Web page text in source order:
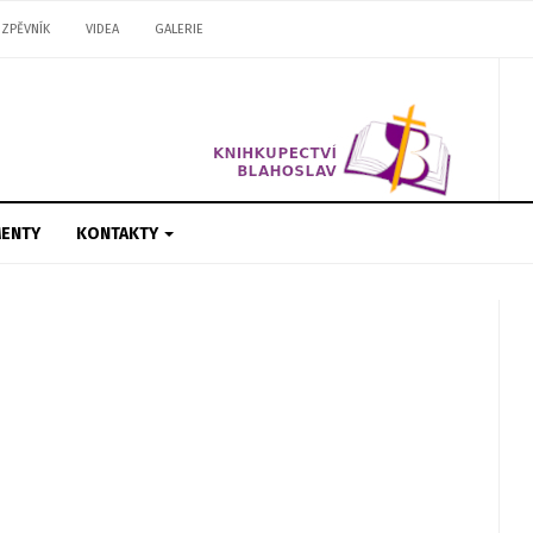
ZPĚVNÍK VIDEA GALERIE
KONTAKTY